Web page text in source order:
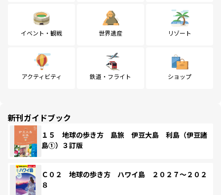
イベント・観戦 世界遺産 リゾート
アクティビティ 鉄道・フライト ショップ
新刊ガイドブック
１５ 地球の歩き方 島旅 伊豆大島 利島（伊豆諸
島①）３訂版
Ｃ０２ 地球の歩き方 ハワイ島 ２０２７～２０２
８